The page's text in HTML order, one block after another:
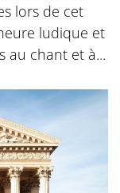
lors de cet
ludique et
au chant et à...